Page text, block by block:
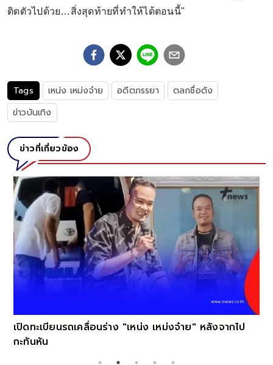
ติดตัวไปด้วย…สิ่งสุดท้ายที่ทำให้ได้ตอนนี้"
Tags เหน่ง เหม่งจ๋าย อดีตภรรยา
ตลกชื่อดัง
ข่าวบันเทิง
ข่าวที่เกี่ยวข้อง
เปิดทะเบียนรถเคลื่อนร่าง "เหน่ง เหม่งจ๋าย" หลังจากไป
กะทันหัน